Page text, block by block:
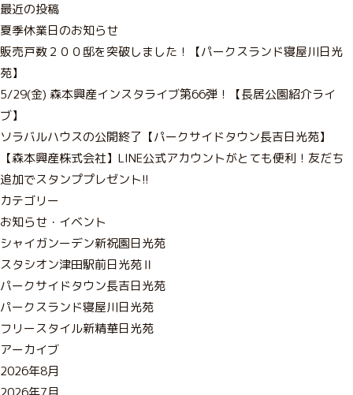
最近の投稿
夏季休業日のお知らせ
販売戸数２００邸を突破しました！【パークスランド寝屋川日光
苑】
5/29(金) 森本興産インスタライブ第66弾！【長居公園紹介ライ
ブ】
ソラバルハウスの公開終了【パークサイドタウン長吉日光苑】
【森本興産株式会社】LINE公式アカウントがとても便利！友だち
追加でスタンププレゼント!!
カテゴリー
お知らせ・イベント
シャイガンーデン新祝園日光苑
スタシオン津田駅前日光苑Ⅱ
パークサイドタウン長吉日光苑
パークスランド寝屋川日光苑
フリースタイル新精華日光苑
アーカイブ
2026年8月